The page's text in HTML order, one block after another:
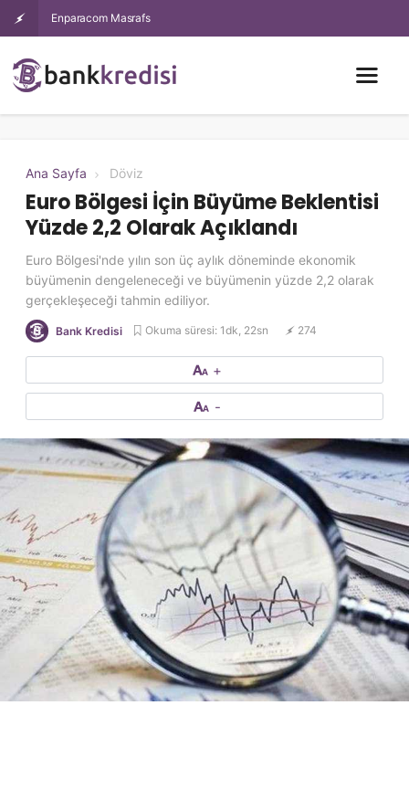
Enparacom Masrafsız İhtiyaç Kredisi Şartları Nelerdir, B
Ana Sayfa Döviz
Euro Bölgesi İçin Büyüme Beklentisi
Yüzde 2,2 Olarak Açıklandı
Euro Bölgesi'nde yılın son üç aylık döneminde ekonomik
büyümenin dengeleneceği ve büyümenin yüzde 2,2 olarak
gerçekleşeceği tahmin ediliyor.
Bank Kredisi Okuma süresi: 1dk, 22sn 274
+
-